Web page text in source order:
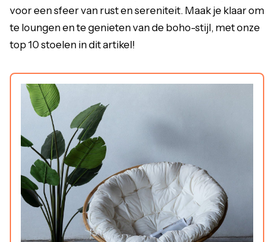
voor een sfeer van rust en sereniteit. Maak je klaar om
te loungen en te genieten van de boho-stijl, met onze
top 10 stoelen in dit artikel!